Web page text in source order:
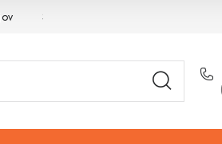
Servis a reklamácia